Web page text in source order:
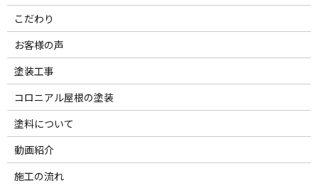
こだわり
お客様の声
塗装工事
コロニアル屋根の塗装
塗料について
動画紹介
施工の流れ